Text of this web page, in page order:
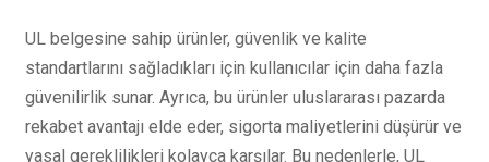
UL belgesine sahip ürünler, güvenlik ve kalite
standartlarını sağladıkları için kullanıcılar için daha fazla
güvenilirlik sunar. Ayrıca, bu ürünler uluslararası pazarda
rekabet avantajı elde eder, sigorta maliyetlerini düşürür ve
yasal gereklilikleri kolayca karşılar. Bu nedenlerle, UL